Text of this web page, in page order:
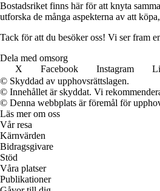
Bostadsriket finns här för att knyta
utforska de många aspekterna av att
Tack för att du besöker oss! Vi ser fram
Dela med omsorg
X
Facebook Instagram
© Skyddad av upphovsrättslagen.
© Innehållet är skyddat. Vi
© Denna webbplats är föremål för
Läs mer om oss
Vår resa
Kärnvärden
Bidragsgivare
Stöd
Våra platser
Publikationer